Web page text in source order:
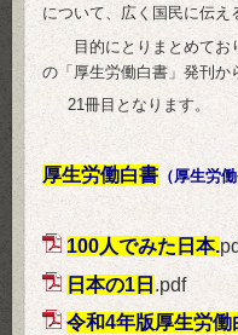
について、広く国民に伝え
目的にとりまとめてお
の「厚生労働白書」発刊か
21冊目となります。
厚生労働白書 （厚生労働
100人でみた日本.
日本の1日 .pdf
令和4年版厚生労